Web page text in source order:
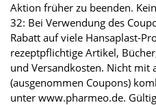
Aktion früher zu beenden.
32: Bei Verwendung des
Rabatt auf viele Hansaplast-
rezeptpflichtige Artikel,
und Versandkosten. Nicht mit
(ausgenommen Coupons)
unter www.pharmeo.de.